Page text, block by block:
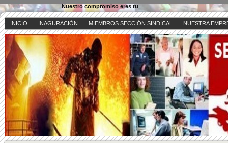
Nuestro compromiso eres tu
INICIO INAGURACIÓN MIEMBROS SECCIÓN SINDICAL NUESTRA